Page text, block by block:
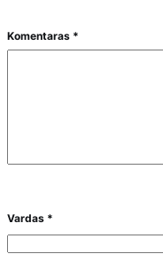
Komentaras *
Vardas *